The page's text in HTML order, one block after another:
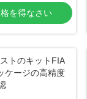
を得なさい
トのキットFIA
ケージの高精度